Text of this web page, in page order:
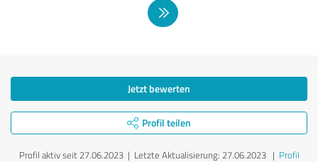
Jetzt bewerten
Profil teilen
Profil aktiv seit 27.06.2023 | Letzte Aktualisierung: 27.06.2023| Profil